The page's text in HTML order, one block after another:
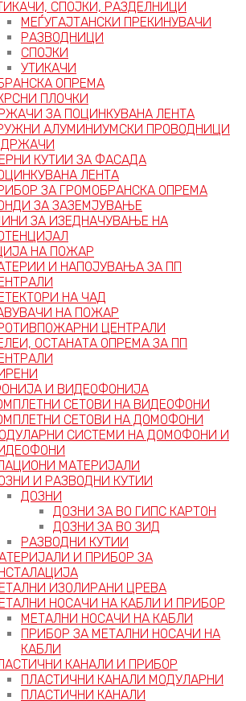
СПОЈКИ, РАЗДЕЛНИЦИ
МЕЃУГАЈТАНСКИ ПРЕКИНУВАЧИ
РАЗВОДНИЦИ
СПОЈКИ
УТИКАЧИ
ОПРЕМА
ПЛОЧКИ
ЗА ПОЦИНКУВАНА ЛЕНТА
АЛУМИНИУМСКИ ПРОВОДНИЦИ
КУТИИ ЗА ФАСАДА
ЛЕНТА
ЗА ГРОМОБРАНСКА ОПРЕМА
ЗА ЗАЗЕМЈУВАЊЕ
ЗА ИЗЕДНАЧУВАЊЕ НА
НА ПОЖАР
И НАПОЈУВАЊА ЗА ПП
НА ЧАД
НА ПОЖАР
ЦЕНТРАЛИ
ОСТАНАТА ОПРЕМА ЗА ПП
И ВИДЕОФОНИЈА
СЕТОВИ НА ВИДЕОФОНИ
СЕТОВИ НА ДОМОФОНИ
СИСТЕМИ НА ДОМОФОНИ И
МАТЕРИЈАЛИ
И РАЗВОДНИ КУТИИ
ДОЗНИ
ДОЗНИ ЗА ВО ГИПС КАРТОН
ДОЗНИ ЗА ВО ЗИД
РАЗВОДНИ КУТИИ
И ПРИБОР ЗА
ИЗОЛИРАНИ ЦРЕВА
НОСАЧИ НА КАБЛИ И ПРИБОР
МЕТАЛНИ НОСАЧИ НА КАБЛИ
ПРИБОР ЗА МЕТАЛНИ НОСАЧИ НА
КАБЛИ
КАНАЛИ И ПРИБОР
ПЛАСТИЧНИ КАНАЛИ МОДУЛАРНИ
ПЛАСТИЧНИ КАНАЛИ